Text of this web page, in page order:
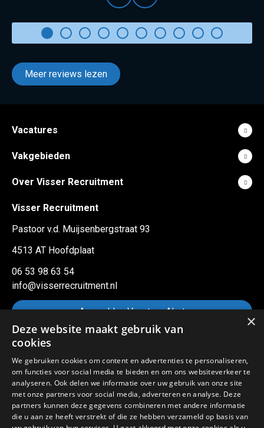
Meer reviews lezen
Vacatures
Vakgebieden
Over Visser Recruitment
Visser Recruitment
Pastoor v.d. Muijsenbergstraat 93
4513 AT Hoofdplaat
06 53 98 63 54
info@visserrecruitment.nl
Aanmelden Vacature Alert
Sitemap
Privacy statement
Cookies
×
Deze website maakt gebruik van
cookies
We gebruiken cookies om content en advertenties te personaliseren,
om functies voor social media te bieden en om ons websiteverkeer te
analyseren. Ook delen we informatie over uw gebruik van onze site
met onze partners voor social media, adverteren en analyse. Deze
partners kunnen deze gegevens combineren met andere informatie
die u aan ze heeft verstrekt of die ze hebben verzameld op basis van